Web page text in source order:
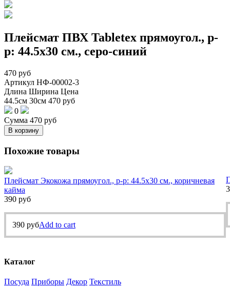
Плейсмат ПВХ Tabletex прямоугол., р-
р: 44.5х30 см., серо-синий
470 руб
Артикул НФ-00002-3
Длина Ширина Цена
44.5см 30см 470 руб
0
Сумма 470 руб
В корзину
Похожие товары
Плейсмат Экокожа прямоугол., р-р: 44.5х30 см., коричневая
кайма
390 руб
390 рубAdd to cart
Каталог
Посуда Приборы Декор Текстиль